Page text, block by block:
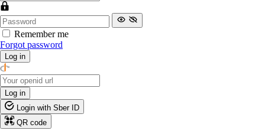
Remember me
Forgot password
Log in
Log in
Login with Sber ID
QR code